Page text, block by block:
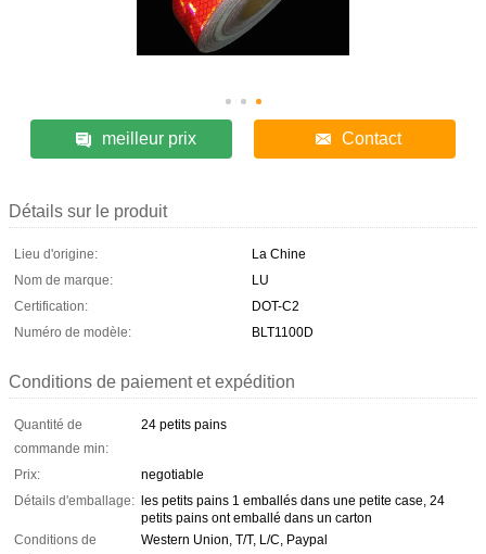
meilleur prix Contact
Détails sur le produit
Lieu d'origine:
La Chine
Nom de marque:
LU
Certification:
DOT-C2
Numéro de modèle:
BLT1100D
Conditions de paiement et expédition
Quantité de
commande min:
24 petits pains
Prix:
negotiable
Détails d'emballage: les petits pains 1 emballés dans une petite case, 24
petits pains ont emballé dans un carton
Conditions de
Western Union, T/T, L/C, Paypal